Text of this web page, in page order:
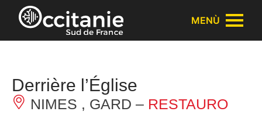
Pannello di gestione dei cookies
MENÙ
Derrière l’Église
NIMES , GARD – RESTAURO